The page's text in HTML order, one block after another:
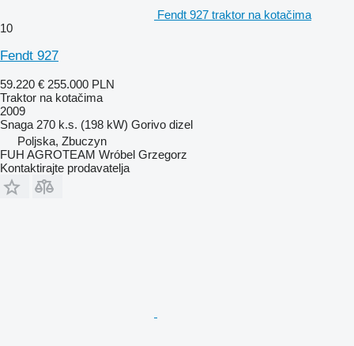
Fendt 927 traktor na kotačima
10
Fendt 927
59.220 € 255.000 PLN
Traktor na kotačima
2009
Snaga 270 k.s. (198 kW) Gorivo dizel
Poljska, Zbuczyn
FUH AGROTEAM Wróbel Grzegorz
Kontaktirajte prodavatelja